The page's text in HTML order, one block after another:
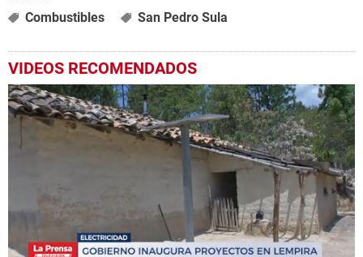
Combustibles San Pedro Sula
VIDEOS RECOMENDADOS